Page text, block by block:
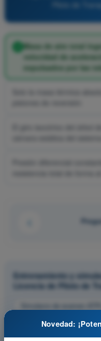
Masa de aire total
velocidad de
expulsados por las
Entrenamiento y
Licencia de Piloto de
Simulacro de examen
Test de Entrenamiento
Examen en PDF ATPL -
Novedad: